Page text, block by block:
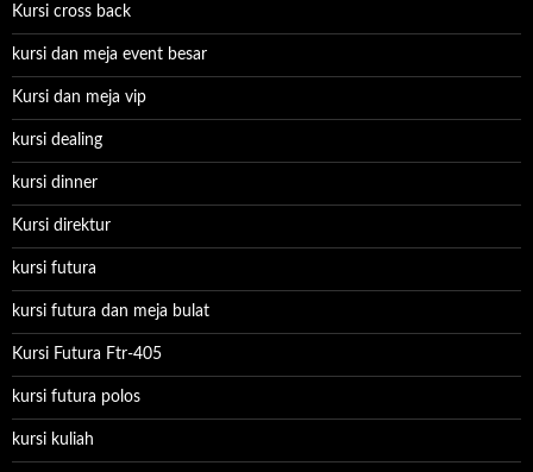
Kursi cross back
kursi dan meja event besar
Kursi dan meja vip
kursi dealing
kursi dinner
Kursi direktur
kursi futura
kursi futura dan meja bulat
Kursi Futura Ftr-405
kursi futura polos
kursi kuliah